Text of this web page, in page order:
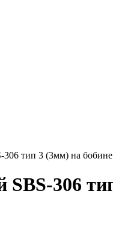
306 тип 3 (3мм) на
306